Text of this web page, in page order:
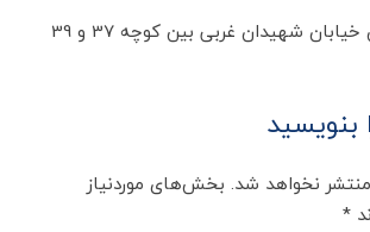
شهیدان غربی بین کوچه 37 و 39
بنویسید
نخواهد شد. بخش‌های موردنیاز
*